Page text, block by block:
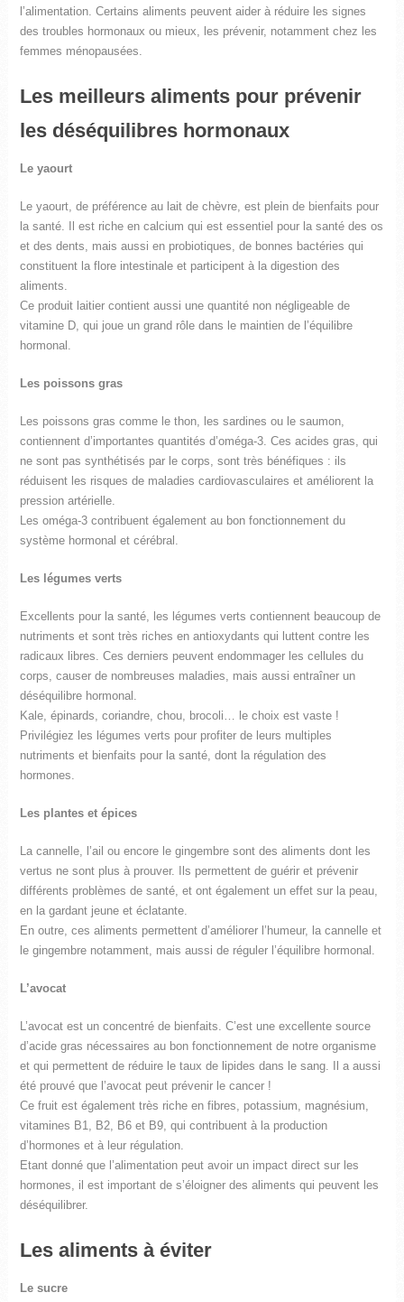
l’alimentation. Certains aliments peuvent aider à réduire les signes
des troubles hormonaux ou mieux, les prévenir, notamment chez les
femmes ménopausées.
Les meilleurs aliments pour prévenir
les déséquilibres hormonaux
Le yaourt
Le yaourt, de préférence au lait de chèvre, est plein de bienfaits pour
la santé. Il est riche en calcium qui est essentiel pour la santé des os
et des dents, mais aussi en probiotiques, de bonnes bactéries qui
constituent la flore intestinale et participent à la digestion des
aliments.
Ce produit laitier contient aussi une quantité non négligeable de
vitamine D, qui joue un grand rôle dans le maintien de l’équilibre
hormonal.
Les poissons gras
Les poissons gras comme le thon, les sardines ou le saumon,
contiennent d’importantes quantités d’oméga-3. Ces acides gras, qui
ne sont pas synthétisés par le corps, sont très bénéfiques : ils
réduisent les risques de maladies cardiovasculaires et améliorent la
pression artérielle.
Les oméga-3 contribuent également au bon fonctionnement du
système hormonal et cérébral.
Les légumes verts
Excellents pour la santé, les légumes verts contiennent beaucoup de
nutriments et sont très riches en antioxydants qui luttent contre les
radicaux libres. Ces derniers peuvent endommager les cellules du
corps, causer de nombreuses maladies, mais aussi entraîner un
déséquilibre hormonal.
Kale, épinards, coriandre, chou, brocoli… le choix est vaste !
Privilégiez les légumes verts pour profiter de leurs multiples
nutriments et bienfaits pour la santé, dont la régulation des
hormones.
Les plantes et épices
La cannelle, l’ail ou encore le gingembre sont des aliments dont les
vertus ne sont plus à prouver. Ils permettent de guérir et prévenir
différents problèmes de santé, et ont également un effet sur la peau,
en la gardant jeune et éclatante.
En outre, ces aliments permettent d’améliorer l’humeur, la cannelle et
le gingembre notamment, mais aussi de réguler l’équilibre hormonal.
L’avocat
L’avocat est un concentré de bienfaits. C’est une excellente source
d’acide gras nécessaires au bon fonctionnement de notre organisme
et qui permettent de réduire le taux de lipides dans le sang. Il a aussi
été prouvé que l’avocat peut prévenir le cancer !
Ce fruit est également très riche en fibres, potassium, magnésium,
vitamines B1, B2, B6 et B9, qui contribuent à la production
d’hormones et à leur régulation.
Etant donné que l’alimentation peut avoir un impact direct sur les
hormones, il est important de s’éloigner des aliments qui peuvent les
déséquilibrer.
Les aliments à éviter
Le sucre